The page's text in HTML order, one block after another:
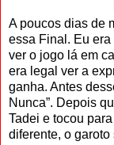
A poucos dias de
essa Final. Eu
ver o jogo lá em
era legal ver a
ganha. Antes
Nunca”. Depois
Tadei e tocou
diferente, o garoto